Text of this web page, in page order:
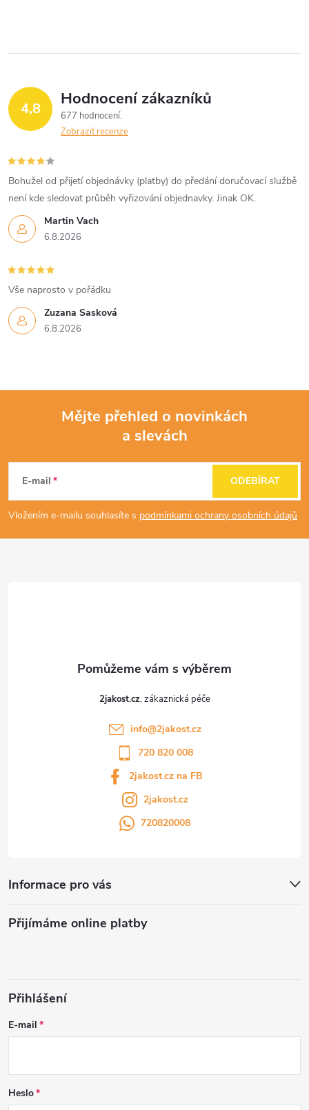
4,8 Hodnocení zákazníků
677 hodnocení
Zobrazit recenze
Martin Vach
6.8.2026
Bohužel od přijetí objednávky (platby) do předání doručovací službě
není kde sledovat průběh vyřizování objednavky. Jinak OK.
Zuzana Sasková
6.8.2026
Vše naprosto v pořádku
p
a
Mějte přehled o novinkách
a slevách
E-mail
Vložením e-mailu souhlasíte s podmínkami ochrany osobních údajů
ODEBÍRAT
2jakost.cz
info@2jakost.cz
720 820 008
2jakost.cz na FB
2jakost.cz
720820008
Informace pro vás
Přijímáme online platby
Přihlášení
E-mail
Heslo